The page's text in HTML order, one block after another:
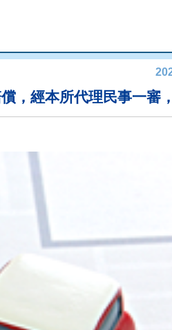
，經本所代理民事一審